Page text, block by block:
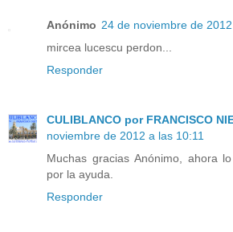
Anónimo 24 de noviembre de
mircea lucescu perdon...
Responder
CULIBLANCO por FRANCISCO
noviembre de 2012 a las 10:11
Muchas gracias Anónimo, ahora
por la ayuda.
Responder